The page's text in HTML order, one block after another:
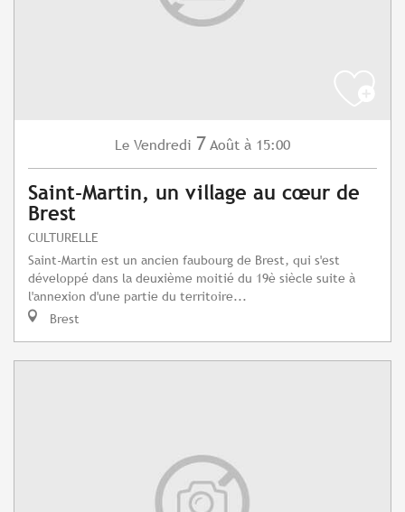
Le Vendredi 7 Août à 15:00
Saint-Martin, un village au cœur de
Brest
CULTURELLE
Saint-Martin est un ancien faubourg de Brest, qui s'est
développé dans la deuxième moitié du 19è siècle suite à
l'annexion d'une partie du territoire...
Brest